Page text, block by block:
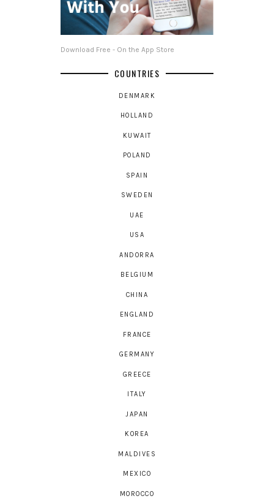
Download Free - On the App Store
COUNTRIES
DENMARK
HOLLAND
KUWAIT
POLAND
SPAIN
SWEDEN
UAE
USA
ANDORRA
BELGIUM
CHINA
ENGLAND
FRANCE
GERMANY
GREECE
ITALY
JAPAN
KOREA
MALDIVES
MEXICO
MOROCCO